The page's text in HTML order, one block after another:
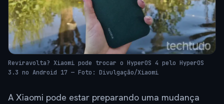
Reviravolta? Xiaomi pode trocar o HyperOS 4 pelo HyperOS
3.3 no Android 17 — Foto: Divulgação/Xiaomi
A Xiaomi pode estar preparando uma mudança